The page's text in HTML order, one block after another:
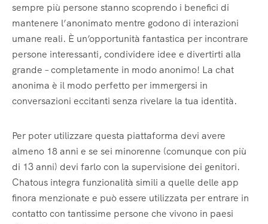
sempre più persone stanno scoprendo i benefici di
mantenere l’anonimato mentre godono di interazioni
umane reali. È un’opportunità fantastica per incontrare
persone interessanti, condividere idee e divertirti alla
grande – completamente in modo anonimo! La chat
anonima è il modo perfetto per immergersi in
conversazioni eccitanti senza rivelare la tua identità.
Per poter utilizzare questa piattaforma devi avere
almeno 18 anni e se sei minorenne (comunque con più
di 13 anni) devi farlo con la supervisione dei genitori.
Chatous integra funzionalità simili a quelle delle app
finora menzionate e può essere utilizzata per entrare in
contatto con tantissime persone che vivono in paesi